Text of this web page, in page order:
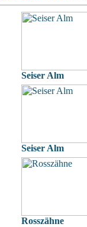
Seiser Alm
Seiser Alm
Rosszähne